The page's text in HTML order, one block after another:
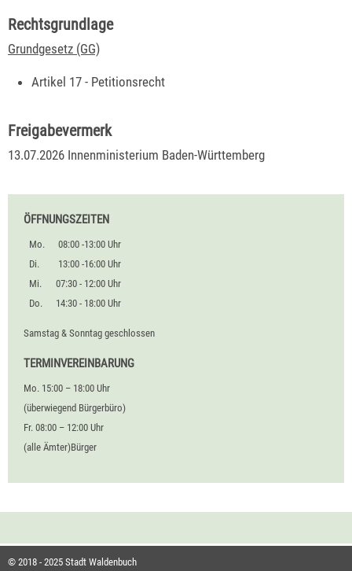
Rechtsgrundlage
Grundgesetz (GG)
Artikel 17 - Petitionsrecht
Freigabevermerk
13.07.2026 Innenministerium Baden-Württemberg
ÖFFNUNGSZEITEN
Mo.
08:00 -13:00 Uhr
Di.
13:00 -16:00 Uhr
Mi.
07:30 - 12:00 Uhr
Do.
14:30 - 18:00 Uhr
Samstag & Sonntag geschlossen
TERMINVEREINBARUNG
Mo. 15:00 – 18:00 Uhr
(überwiegend Bürgerbüro)
Fr. 08:00 – 12:00 Uhr
(alle Ämter)Bürger
© 2018 - 2025 Stadt Waldenbuch